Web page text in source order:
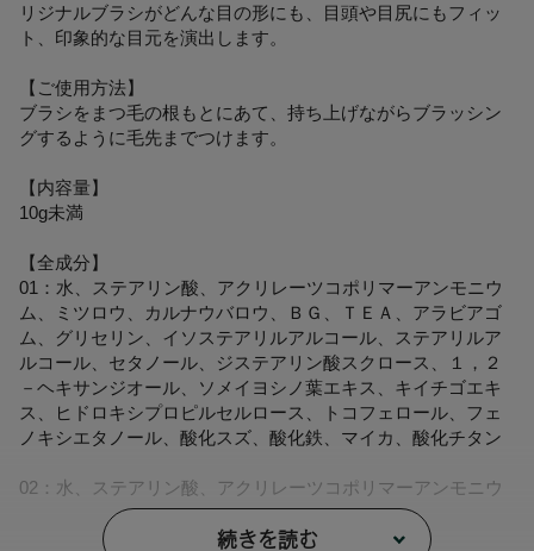
リジナルブラシがどんな目の形にも、目頭や目尻にもフィッ
ト、印象的な目元を演出します。
【ご使用方法】
ブラシをまつ毛の根もとにあて、持ち上げながらブラッシン
グするように毛先までつけます。
【内容量】
10g未満
【全成分】
01：水、ステアリン酸、アクリレーツコポリマーアンモニウ
ム、ミツロウ、カルナウバロウ、ＢＧ、ＴＥＡ、アラビアゴ
ム、グリセリン、イソステアリルアルコール、ステアリルア
ルコール、セタノール、ジステアリン酸スクロース、１，２
－ヘキサンジオール、ソメイヨシノ葉エキス、キイチゴエキ
ス、ヒドロキシプロピルセルロース、トコフェロール、フェ
ノキシエタノール、酸化スズ、酸化鉄、マイカ、酸化チタン
02：水、ステアリン酸、アクリレーツコポリマーアンモニウ
ム、ミツロウ、カルナウバロウ、ＢＧ、ＴＥＡ、アラビアゴ
ム、グリセリン、イソステアリルアルコール、ステアリルア
続きを読む